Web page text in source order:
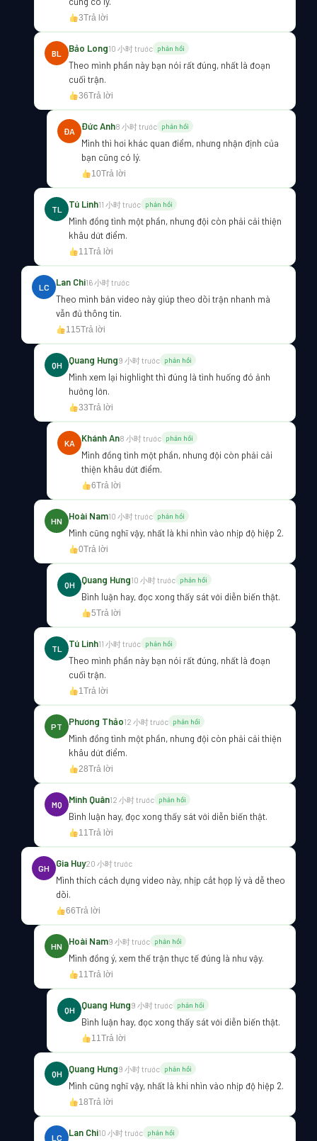
3Trả lời
BL Bảo Long10 小时 trước phản hồi
Theo mình phần này bạn nói rất đúng, nhất là đoạn
cuối trận.
36Trả lời
ĐA Đức Anh8 小时 trước phản hồi
Mình thì hơi khác quan điểm, nhưng nhận định của
bạn cũng có lý.
10Trả lời
TL Tú Linh11 小时 trước phản hồi
Mình đồng tình một phần, nhưng đội còn phải cải thiện
khâu dứt điểm.
11Trả lời
LC Lan Chi16 小时 trước
Theo mình bản video này giúp theo dõi trận nhanh mà
vẫn đủ thông tin.
115Trả lời
QH Quang Hưng9 小时 trước phản hồi
Mình xem lại highlight thì đúng là tình huống đó ảnh
hưởng lớn.
33Trả lời
KA Khánh An8 小时 trước phản hồi
Mình đồng tình một phần, nhưng đội còn phải cải
thiện khâu dứt điểm.
6Trả lời
HN Hoài Nam10 小时 trước phản hồi
Mình cũng nghĩ vậy, nhất là khi nhìn vào nhịp độ hiệp 2.
0Trả lời
QH Quang Hưng10 小时 trước phản hồi
Bình luận hay, đọc xong thấy sát với diễn biến thật.
5Trả lời
TL Tú Linh11 小时 trước phản hồi
Theo mình phần này bạn nói rất đúng, nhất là đoạn
cuối trận.
1Trả lời
PT Phương Thảo12 小时 trước phản hồi
Mình đồng tình một phần, nhưng đội còn phải cải thiện
khâu dứt điểm.
28Trả lời
MQ Minh Quân12 小时 trước phản hồi
Bình luận hay, đọc xong thấy sát với diễn biến thật.
11Trả lời
GH Gia Huy20 小时 trước
Mình thích cách dựng video này, nhịp cắt hợp lý và dễ theo
dõi.
66Trả lời
HN Hoài Nam9 小时 trước phản hồi
Mình đồng ý, xem thế trận thực tế đúng là như vậy.
11Trả lời
QH Quang Hưng9 小时 trước phản hồi
Bình luận hay, đọc xong thấy sát với diễn biến thật.
11Trả lời
QH Quang Hưng9 小时 trước phản hồi
Mình cũng nghĩ vậy, nhất là khi nhìn vào nhịp độ hiệp 2.
18Trả lời
LC Lan Chi10 小时 trước phản hồi